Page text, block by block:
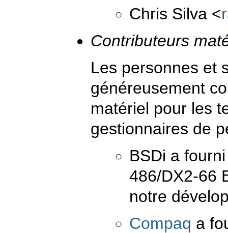
Chris Silva <
Contributeurs
Les personnes et
généreusement
matériel pour les
gestionnaires de
BSDi a
486/DX2-66
notre
Compaq a